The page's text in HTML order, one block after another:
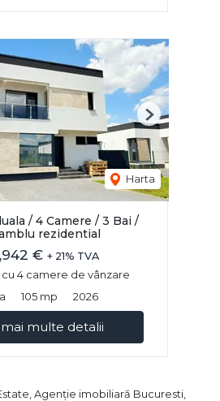
Harta
Next
/ 4 Camere / 3 Bai /
rezidential
€ + 21% TVA
cu 4 camere de vânzare
105 mp 2026
mai multe detalii
Agenție imobiliară Bucuresti,